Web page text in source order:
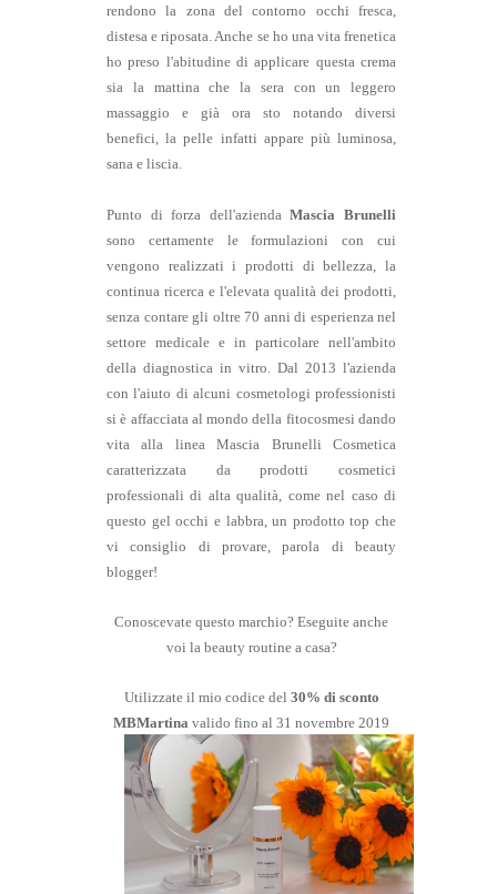
rendono la zona del contorno occhi fresca,
distesa e riposata. Anche se ho una vita frenetica
ho preso l'abitudine di applicare questa crema
sia la mattina che la sera con un leggero
massaggio e già ora sto notando diversi
benefici, la pelle infatti appare più luminosa,
sana e liscia.
Punto di forza dell'aziendaMascia Brunelli
sono certamente le formulazioni con cui
vengono realizzati i prodotti di bellezza, la
continua ricerca e l'elevata qualità dei prodotti,
senza contare gli oltre 70 anni di esperienza nel
settore medicale e in particolare nell'ambito
della diagnostica in vitro. Dal 2013 l'azienda
con l'aiuto di alcuni cosmetologi professionisti
si è affacciata al mondo della fitocosmesi dando
vita alla linea Mascia Brunelli Cosmetica
caratterizzata da prodotti cosmetici
professionali di alta qualità, come nel caso di
questo gel occhi e labbra, un prodotto top che
vi consiglio di provare, parola di beauty
blogger!
Conoscevate questo marchio? Eseguite anche
voi la beauty routine a casa?
Utilizzate il mio codice del 30% di sconto
MBMartina valido fino al 31 novembre 2019